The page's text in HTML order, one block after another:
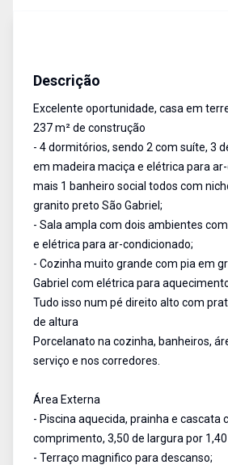
Descrição
Excelente oportunidade, casa em
237 m² de construção
- 4 dormitórios, sendo 2 com suíte, 3
em madeira maciça e elétrica para
mais 1 banheiro social todos com
granito preto São Gabriel;
- Sala ampla com dois ambientes
e elétrica para ar-condicionado;
- Cozinha muito grande com pia em
Gabriel com elétrica para
Tudo isso num pé direito alto com
de altura
Porcelanato na cozinha, banheiros,
serviço e nos corredores.
Área Externa
- Piscina aquecida, prainha e cascata
comprimento, 3,50 de largura por
- Terraço magnifico para descanso;